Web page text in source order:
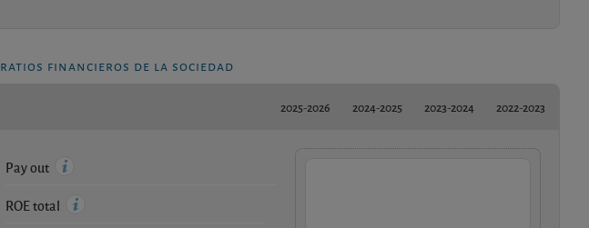
ratios financieros de la sociedad
2025-2026 2024-2025 2023-2024 2022-2023
Pay out
ROE total